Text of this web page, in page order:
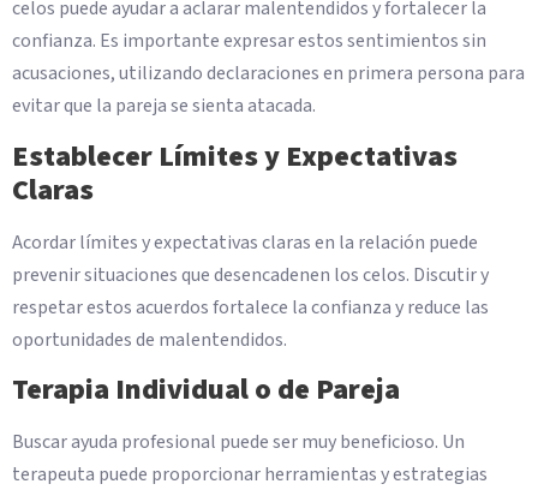
celos puede ayudar a aclarar malentendidos y fortalecer la
confianza. Es importante expresar estos sentimientos sin
acusaciones, utilizando declaraciones en primera persona para
evitar que la pareja se sienta atacada.
Establecer Límites y Expectativas
Claras
Acordar límites y expectativas claras en la relación puede
prevenir situaciones que desencadenen los celos. Discutir y
respetar estos acuerdos fortalece la confianza y reduce las
oportunidades de malentendidos.
Terapia Individual o de Pareja
Buscar ayuda profesional puede ser muy beneficioso. Un
terapeuta puede proporcionar herramientas y estrategias